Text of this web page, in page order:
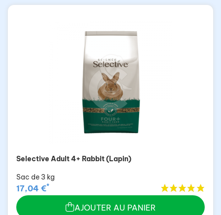
Selective Adult 4+ Rabbit (Lapin)
Sac de 3 kg
17,04 €*
AJOUTER AU PANIER